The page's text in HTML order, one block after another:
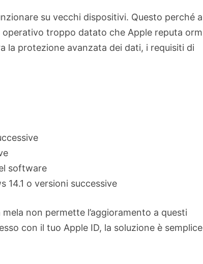
su vecchi dispositivi. Questo perché
troppo datato che Apple reputa
la protezione avanzata dei dati, i requisiti di
software
14.1 o versioni successive
non permette l’aggioramento a questi
con il tuo Apple ID, la soluzione è